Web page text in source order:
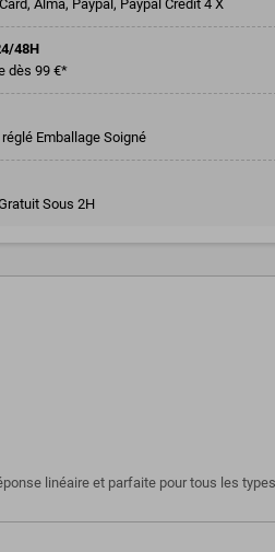
Alma, Paypal, Paypal Crédit 4 X
48H
dès 99 €*
Emballage Soigné
Sous 2H
linéaire et parfaite pour tous les